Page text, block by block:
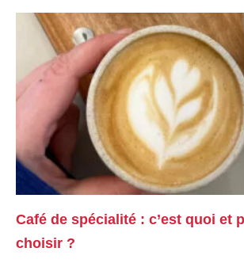
Café de spécialité : c’est quoi et
choisir ?